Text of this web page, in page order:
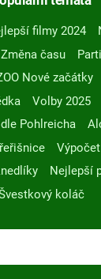
filmy 2024
Změna času
Nové začátky
Volby 2025
Pohlreicha
Nejlepší
koláč